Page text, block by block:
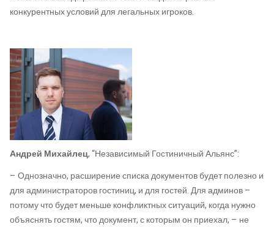
конкурентных условий для легальных игроков.
Андрей Михайлец, “Независимый Гостиничный Альянс”:
– Однозначно, расширение списка документов будет полезно и
для администраторов гостиниц, и для гостей. Для админов –
потому что будет меньше конфликтных ситуаций, когда нужно
объяснять гостям, что документ, с которым он приехал, – не